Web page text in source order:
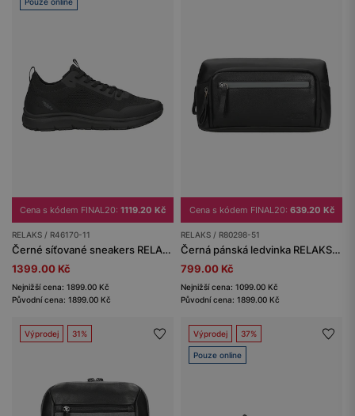
Pouze online
Cena s kódem FINAL20: 1119.20 Kč
RELAKS / R46170-11
Černé síťované sneakers RELAKS
1399.00 Kč
Nejnižší cena: 1899.00 Kč
Původní cena: 1899.00 Kč
Cena s kódem FINAL20: 639.20 Kč
RELAKS / R80298-51
Černá pánská ledvinka RELAKS s koženkovou vložkou
799.00 Kč
Nejnižší cena: 1099.00 Kč
Původní cena: 1899.00 Kč
Výprodej 31% Výprodej 37%
Pouze online